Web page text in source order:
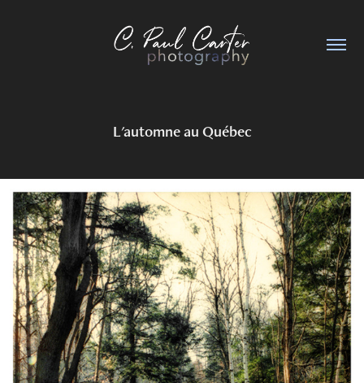
L'automne au Québec